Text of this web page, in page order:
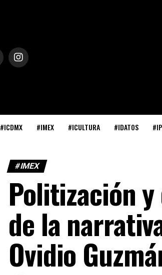
#ICDMX #IMEX #ICULTURA #IDATOS
#IMEX
Politización
de la
Ovidio